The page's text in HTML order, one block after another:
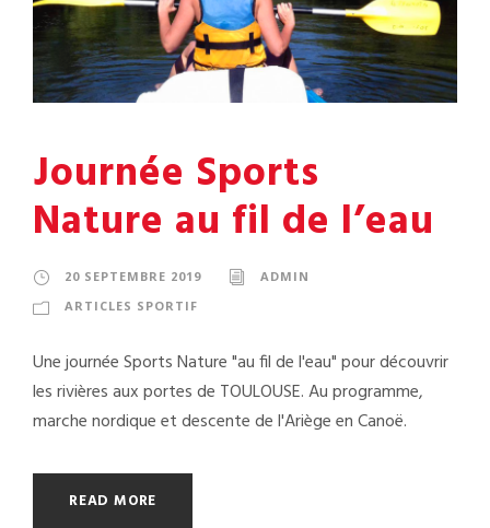
Journée Sports
Nature au fil de l’eau
20 SEPTEMBRE 2019
ADMIN
ARTICLES SPORTIF
Une journée Sports Nature "au fil de l'eau" pour découvrir
les rivières aux portes de TOULOUSE. Au programme,
marche nordique et descente de l'Ariège en Canoë.
READ MORE